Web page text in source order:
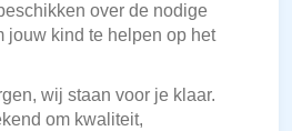
over de nodige
jouw kind te helpen op het
wij staan voor je klaar.
om kwaliteit,